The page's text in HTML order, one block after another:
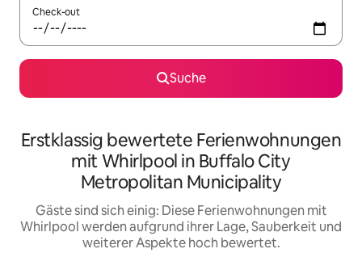
Check-out
Suche
Erstklassig bewertete Ferienwohnungen
mit Whirlpool in Buffalo City
Metropolitan Municipality
Gäste sind sich einig: Diese Ferienwohnungen mit
Whirlpool werden aufgrund ihrer Lage, Sauberkeit und
weiterer Aspekte hoch bewertet.